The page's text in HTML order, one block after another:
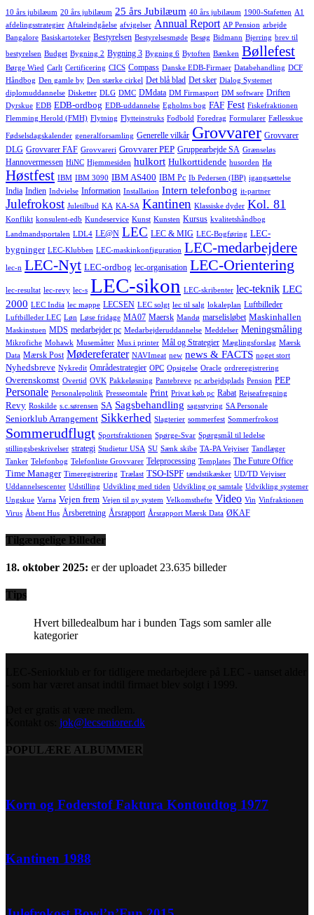
10 års jubilæum 20 års jubilæum 25 års Jubilæum 40 års jubilæum 1900-Stafetten A1
afdelingsstrategier Aftaleindgåelse afvigelser Annual Report AP Pension arbejde
Bangalore Basiskartoteker Bestyrelsen Bestyrelsesmøde Besøg Bidmann Bjerring brev til
bestyrelsen Budget Bygning 2 Bygning 3 Bygning 6 Bytoften Bænken Bøllefest
Børge Wied Carlt Certificering CICS Compass Danske EDB-Firmaer Databehandling DCF
Håndbog Den gamle by Den stærke cirkel Det blå blad Det sker Dialog Systemet
diplomuddannelse Disketter DLG DMC DMdata DM Firmasport DM software Driften
Dyrskue EDB EDB-ordbog EDB-uddannelse Egholms bog FAF Fest Fiskefraktionen
Flemming Herold (FMH) Flytning Flytteinstruks Fodbold Foredrag Formularer Fællesskue
Fødselsdagskalender generalforsamling Generelle vilkår Grovvarer Grovvarer
DLG Grovvarer FAF Grovvareri Grovvarer PEP Gruppearbejde SA Grænseløs
Hannovermessen HiNC Hjemmesiden hulkort Hulkorttidende husorden Hø
Høstfest IBM IBM 3090 IBM AS400 IBM Pc Ib Pedersen (IBP) igangsættelse
India Indien Indvielse Information Installation Intern telefonbog it-partner
Julefrokost Juletilbud KA KA-SA Kantinen Klassiske dyder Kol. 81
Konflikt konsulent-edb Kundeservice Kunst Kunsten Kursus kvalitetshåndbog
Landmandsportalen LDL4 LE@N LEC LEC & MIG LEC-Bogføring LEC-
bygninger LEC-Klubben LEC-maskinkonfiguration LEC-medarbejdere
lec-n LEC-Nyt LEC-ordbog lec-organisation LEC-Orientering
lec-resultat lec-revy lec-s LEC-sikon LEC-skribenter lec-teknik LEC
2000 LEC India lec mappe LECSEN LEC solgt lec til salg lokaleplan Luftbilleder
Luftbilleder LEC Løn Løse fridage MA07 Maersk Mandø marselisløbet Maskinhallen
Maskinstuen MDS medarbejder pc Medarbejderuddannelse Meddelser Meningsmåling
Mikrofiche Mohawk Musemåtter Mus i printer Mål og Strategier Mæglingsforslag Mærsk
Data Mærsk Post Mødereferater NAVImeat new news & FACTS noget stort
Nyhedsbreve Nykredit Områdestrategier OPC Opsigelse Oracle ordreregistrering
Overenskomst Overtid OVK Pakkeløsning Pantebreve pc arbejdsplads Pension PEP
Personale Personalepolitik Presseomtale Print Privat køb pc Rabat Rejseafregning
Revy Roskilde s.c.sørensen SA Sagsbehandling sagsstyring SA Personale
Seniorklub Arrangement Sikkerhed Slagterier sommerfest Sommerfrokost
Sommerudflugt Sportsfraktionen Spørge-Svar Spørgsmål til ledelse
stillingsbeskrivelser strategi Studietur USA SU Sænk skibe TA-PA Vejviser Tandlæger
Tanker Telefonbog Telefonliste Grovvarer Teleprocessing Templates The Future Office
Time Manager Timeregistrering Trælast TSO-ISPF tændstikæsker UD/TD Vejviser
Uddannelsescenter Udstilling Udvikling med tiden Udvikling og samtale Udvikling systemer
Ungskue Varna Vejen frem Vejen til ny system Velkomsthefte Video Vin Vinfraktionen
Virus Åbent Hus Årsberetning Årsrapport Årsrapport Mærsk Data ØKAF
Tilgængelige Billeder
18. oktober 2025: er der uploadet 23.635 billeder
Tips
Hvert billedealbum har i bunden Tags som samler alle
kategorier
jok@lecseniorer.dk
POPULÆRE ALBUMMER
Korn og Foderstof Faktura Kontoudtog 1977
Kantinen 1988